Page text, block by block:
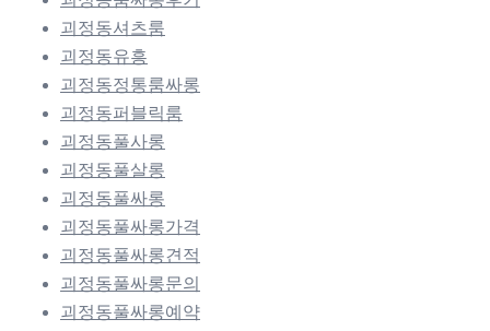
괴정동셔츠룸
괴정동유흥
괴정동정통룸싸롱
괴정동퍼블릭룸
괴정동풀사롱
괴정동풀살롱
괴정동풀싸롱
괴정동풀싸롱가격
괴정동풀싸롱견적
괴정동풀싸롱문의
괴정동풀싸롱예약